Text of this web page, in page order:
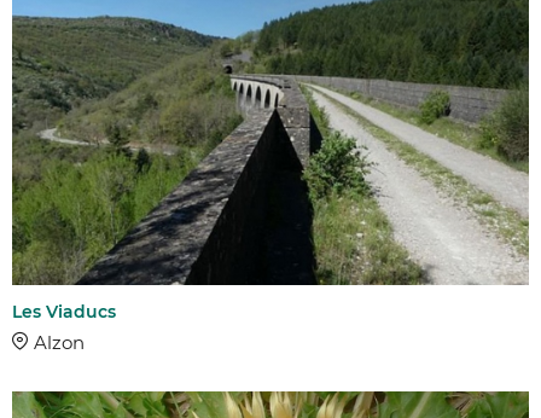
Les Viaducs
Alzon